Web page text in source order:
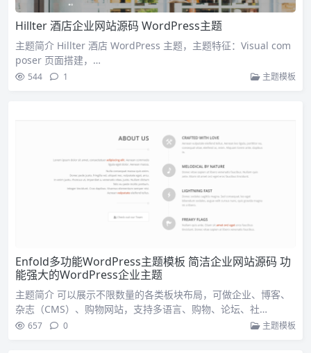
Hillter 酒店企业网站源码 WordPress主题
主题简介 Hillter 酒店 WordPress 主题，主题特征：Visual com
poser 页面搭建，…
544 1 主题模板
Enfold多功能WordPress主题模板 简洁企业网站源码 功
能强大的WordPress企业主题
主题简介 可以展示不限数量的各类板块布局，可做企业、博客、
杂志（CMS）、购物网站，支持多语言、购物、论坛、社…
657 0 主题模板